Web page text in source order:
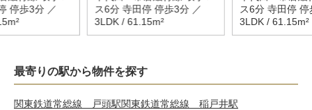
停歩3分 ／
ス6分 寺田停 停歩3分 ／
3LDK / 61.15m²
ス6分 寺田停
3LDK / 61.15m²
最寄りの駅から物件を探す
関東鉄道常総線 戸頭駅関東鉄道常総線 稲戸井駅